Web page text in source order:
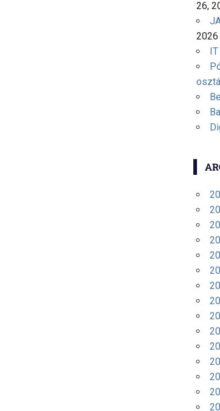
26,
2026